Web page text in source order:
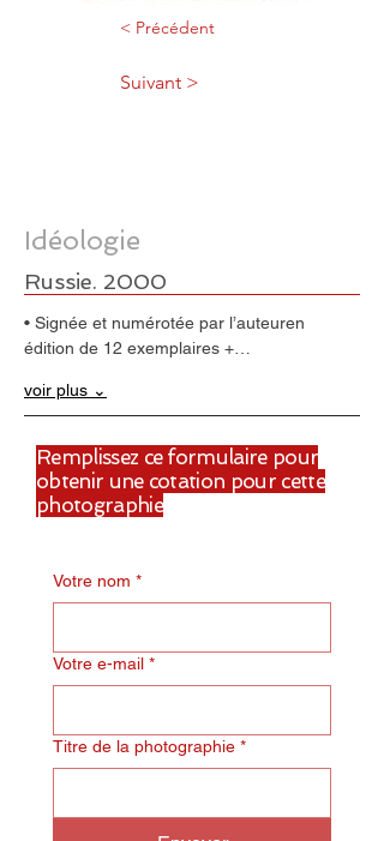
< Précédent
Suivant >
Idéologie
Russie. 2000
• Signée et numérotée par l’auteuren
édition de 12 exemplaires +…
voir plus ⌄
Remplissez ce formulaire pour
obtenir une cotation pour cette
photographie
Votre nom *
Votre e-mail *
Titre de la photographie *